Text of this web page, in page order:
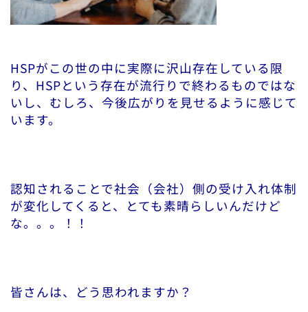
HSPがこの世の中に実際に沢山存在している限
り、HSPという存在が流行りで終わるものではな
いし、むしろ、今後広がりを見せるように感じて
います。
認知されることで社会（会社）側の受け入れ体制
が変化してくると、とても素晴らしいんだけど
な。。。！！
皆さんは、どう思われますか？